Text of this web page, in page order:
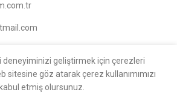
deneyiminizi geliştirmek için çerezleri
sitesine göz atarak çerez kullanımımızı
kabul etmiş olursunuz.